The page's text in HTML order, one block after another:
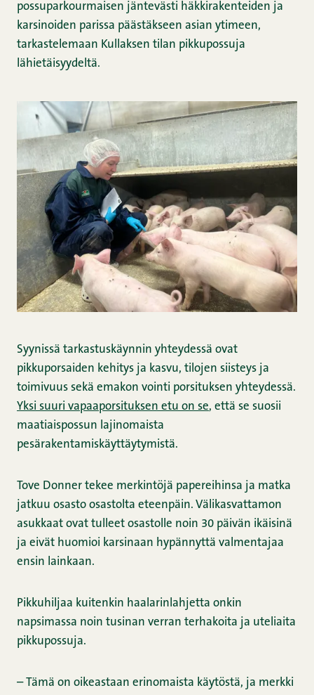
possuparkourmaisen jäntevästi häkkirakenteiden ja
karsinoiden parissa päästäkseen asian ytimeen,
tarkastelemaan Kullaksen tilan pikkupossuja
lähietäisyydeltä.
Syynissä tarkastuskäynnin yhteydessä ovat
pikkuporsaiden kehitys ja kasvu, tilojen siisteys ja
toimivuus sekä emakon vointi porsituksen yhteydessä.
Yksi suuri vapaaporsituksen etu on se, että se suosii
maatiaispossun lajinomaista
pesärakentamiskäyttäytymistä.
Tove Donner tekee merkintöjä papereihinsa ja matka
jatkuu osasto osastolta eteenpäin. Välikasvattamon
asukkaat ovat tulleet osastolle noin 30 päivän ikäisinä
ja eivät huomioi karsinaan hypännyttä valmentajaa
ensin lainkaan.
Pikkuhiljaa kuitenkin haalarinlahjetta onkin
napsimassa noin tusinan verran terhakoita ja uteliaita
pikkupossuja.
– Tämä on oikeastaan erinomaista käytöstä, ja merkki